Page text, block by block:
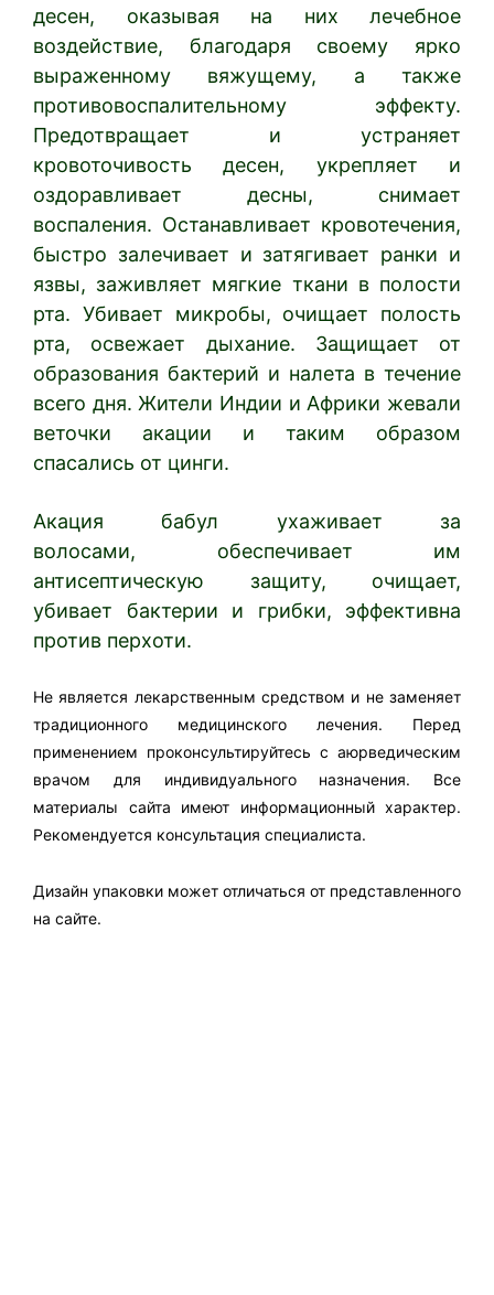
десен, оказывая на них лечебное
воздействие, благодаря своему ярко
выраженному вяжущему, а также
противовоспалительному эффекту.
Предотвращает и устраняет
кровоточивость десен, укрепляет и
оздоравливает десны, снимает
воспаления. Останавливает кровотечения,
быстро залечивает и затягивает ранки и
язвы, заживляет мягкие ткани в полости
рта. Убивает микробы, очищает полость
рта, освежает дыхание. Защищает от
образования бактерий и налета в течение
всего дня. Жители Индии и Африки жевали
веточки акации и таким образом
спасались от цинги.
Акация бабул ухаживает за
волосами, обеспечивает им
антисептическую защиту, очищает,
убивает бактерии и грибки, эффективна
против перхоти.
Не является лекарственным средством и не заменяет
традиционного медицинского лечения. Перед
применением проконсультируйтесь с аюрведическим
врачом для индивидуального назначения. Все
материалы сайта имеют информационный характер.
Рекомендуется консультация специалиста.
Дизайн упаковки может отличаться от представленного
на сайте.